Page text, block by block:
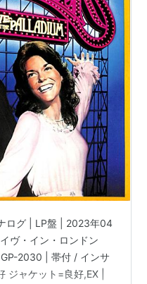
ログ | LP盤 | 2023年04
ヴ・イン・ロンドン
2030 | 帯付 / インサ
ジャケット=良好,EX |